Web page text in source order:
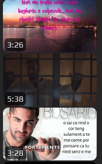
3:26
5:38
3:28